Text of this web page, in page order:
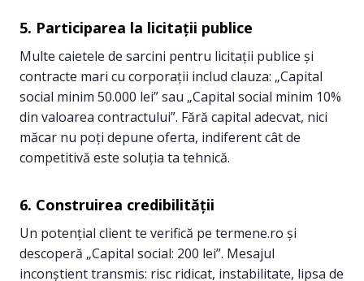
5. Participarea la licitații publice
Multe caietele de sarcini pentru licitații publice și
contracte mari cu corporații includ clauza: „Capital
social minim 50.000 lei” sau „Capital social minim 10%
din valoarea contractului”. Fără capital adecvat, nici
măcar nu poți depune oferta, indiferent cât de
competitivă este soluția ta tehnică.
6. Construirea credibilității
Un potențial client te verifică pe termene.ro și
descoperă „Capital social: 200 lei”. Mesajul
inconștient transmis: risc ridicat, instabilitate, lipsa de